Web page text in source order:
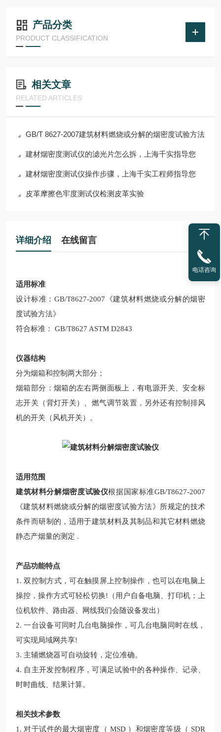
产品分类
PRODUCT CLASSIFICATION
相关文章
RELATED ARTICLES
GB/T 8627-2007建筑材料燃烧或分解的烟密度试验方法
建材烟密度测试仪的滤光片怎么拆，上海千实指导您
建材烟密度测试仪操作步骤，上海千实工程师指导您
皮革摩擦色牢度测试仪检测皮革实验
详细介绍 在线留言
适用标准
设计标准：GB/T8627-2007《建筑材料燃烧或分解的烟密
度试验方法》
符合标准： GB/T8627 ASTM D2843
仪器结构
分为烟箱和控制两大部分；
烟箱部分：烟箱的左右两侧面板上，有电源开关、安全标
志开关（背灯开关）、燃气调节装置，另外还有控制排风
机的开关（风机开关）。
适用范围
建筑材料分解烟密度试验仪根据国家标准GB/T8627-2007
《建筑材料燃烧或分解的烟密度试验方法》所规定的技术
条件而研制的，适用于建筑材料及其制品和其它材料燃烧
静态产烟量的测定 .
产品功能特点
1. 双控制方式，可在触摸屏上控制操作，也可以在电脑上
操控，操作方式可轻松切换!（用户自备电脑、打印机；上
位机软件、路由器、网线我们会随设备发出）
2. 一台设备可同时几台电脑操作，可几台电脑同时在线，
可实现局域网共享!
3. 主辅燃烧器可自动旋转，定位准确。
4. 自主开发控制程序，可满足试验中的各种操作、记录、
时时曲线、结果计算。
相关技术参数
1. 对于试件的最大烟密度（ MSD ）和烟密度等级（ SDR
电话咨询